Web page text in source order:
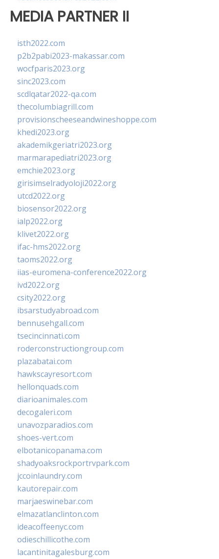
MEDIA PARTNER II
isth2022.com
p2b2pabi2023-makassar.com
wocfparis2023.org
sinc2023.com
scdlqatar2022-qa.com
thecolumbiagrill.com
provisionscheeseandwineshoppe.com
khedi2023.org
akademikgeriatri2023.org
marmarapediatri2023.org
emchie2023.org
girisimselradyoloji2022.org
utcd2022.org
biosensor2022.org
ialp2022.org
klivet2022.org
ifac-hms2022.org
taoms2022.org
iias-euromena-conference2022.org
ivd2022.org
csity2022.org
ibsarstudyabroad.com
bennusehgall.com
tsecincinnati.com
roderconstructiongroup.com
plazabatai.com
hawkscayresort.com
hellonquads.com
diarioanimales.com
decogaleri.com
unavozparadios.com
shoes-vert.com
elbotanicopanama.com
shadyoaksrockportrvpark.com
jccoinlaundry.com
kautorepair.com
marjaeswinebar.com
elmazatlanclinton.com
ideacoffeenyc.com
odieschillicothe.com
lacantinitagalesburg.com